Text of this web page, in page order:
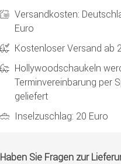
Versandkosten:
Euro
Kostenloser Versand ab
Hollywoodschaukeln
Terminvereinbarung per
geliefert
Inselzuschlag: 20 Euro
Haben Sie Fragen zur